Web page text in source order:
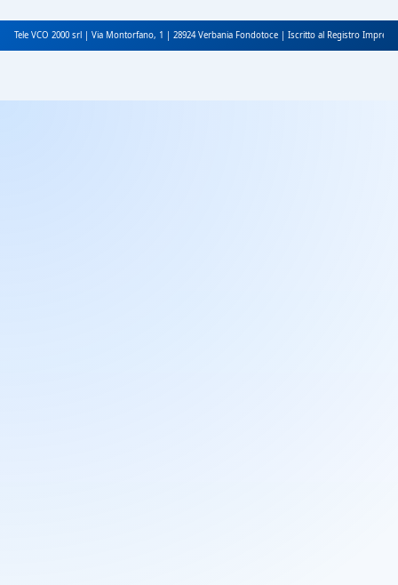
Tele VCO 2000 srl | Via Montorfano, 1 | 28924 Verbania Fondotoce | Iscritto al Registro Imprese